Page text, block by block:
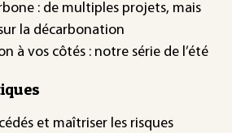
: de multiples projets, mais
la décarbonation
à vos côtés : notre série de l’été
et maîtriser les risques